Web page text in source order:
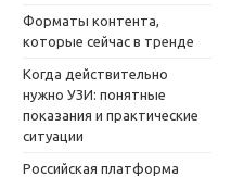
Форматы контента,
которые сейчас в тренде
Когда действительно
нужно УЗИ: понятные
показания и практические
ситуации
Российская платформа